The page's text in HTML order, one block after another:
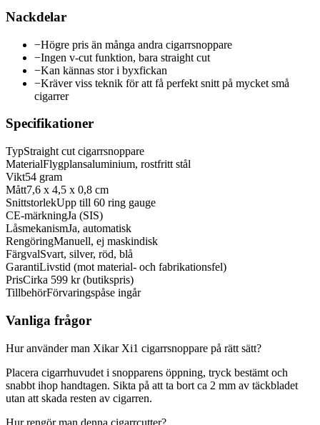
Nackdelar
−Högre pris än många andra cigarrsnoppare
−Ingen v-cut funktion, bara straight cut
−Kan kännas stor i byxfickan
−Kräver viss teknik för att få perfekt snitt på mycket små
cigarrer
Specifikationer
TypStraight cut cigarrsnoppare
MaterialFlygplansaluminium, rostfritt stål
Vikt54 gram
Mått7,6 x 4,5 x 0,8 cm
SnittstorlekUpp till 60 ring gauge
CE-märkningJa (SIS)
LåsmekanismJa, automatisk
RengöringManuell, ej maskindisk
FärgvalSvart, silver, röd, blå
GarantiLivstid (mot material- och fabrikationsfel)
PrisCirka 599 kr (butikspris)
TillbehörFörvaringspåse ingår
Vanliga frågor
Hur använder man Xikar Xi1 cigarrsnoppare på rätt sätt?
Placera cigarrhuvudet i snopparens öppning, tryck bestämt och
snabbt ihop handtagen. Sikta på att ta bort ca 2 mm av täckbladet
utan att skada resten av cigarren.
Hur rengör man denna cigarrcutter?